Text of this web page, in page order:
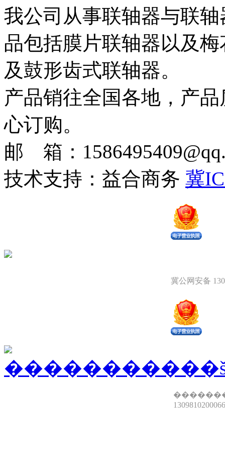
我公司从事联轴器与联
品包括膜片联轴器以及
及鼓形齿式联轴器。
产品销往全国各地，产
心订购。
邮 箱：
技术支持：益合商务 冀
冀公网安备